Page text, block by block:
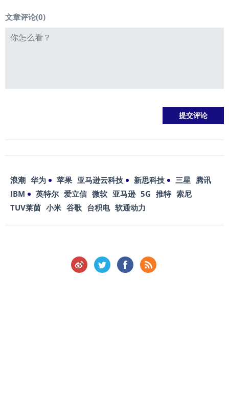
文章评论(0)
浪潮 华为 苹果 亚马逊云科技 新思科技 三星 腾讯
IBM
英特尔 爱立信 微软 亚马逊 5G 推特 索尼
TUV莱茵 小米 谷歌 台积电 软通动力